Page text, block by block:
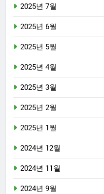
2025년 7월
2025년 6월
2025년 5월
2025년 4월
2025년 3월
2025년 2월
2025년 1월
2024년 12월
2024년 11월
2024년 9월